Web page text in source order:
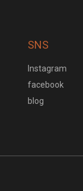
SNS
Instagram
facebook
blog